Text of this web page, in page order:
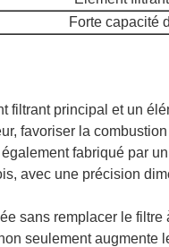
Forte capacité
filtrant principal et un
favoriser la
fabriqué par
avec une précision
sans remplacer le
seulement augmente